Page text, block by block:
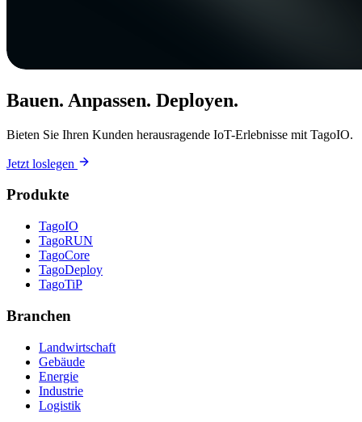
Bauen. Anpassen. Deployen.
Bieten Sie Ihren Kunden herausragende IoT-Erlebnisse mit TagoIO.
Jetzt loslegen
Produkte
TagoIO
TagoRUN
TagoCore
TagoDeploy
TagoTiP
Branchen
Landwirtschaft
Gebäude
Energie
Industrie
Logistik